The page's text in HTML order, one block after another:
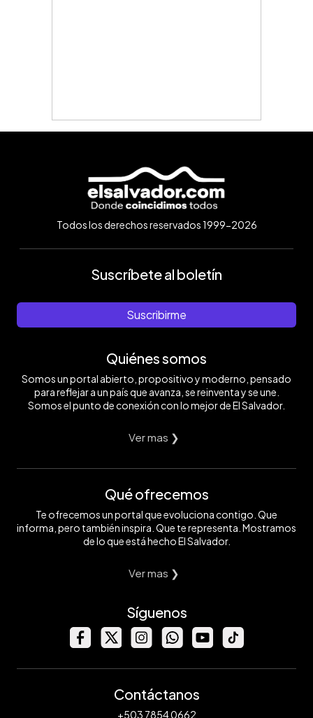
Todos los derechos reservados 1999-2026
Suscríbete al boletín
Suscribirme
Quiénes somos
Somos un portal abierto, propositivo y moderno, pensado
para reflejar a un país que avanza, se reinventa y se une.
Somos el punto de conexión con lo mejor de El Salvador.
Ver mas ❯
Qué ofrecemos
Te ofrecemos un portal que evoluciona contigo. Que
informa, pero también inspira. Que te representa. Mostramos
de lo que está hecho El Salvador.
Ver mas ❯
Síguenos
Contáctanos
+503 7854 0662